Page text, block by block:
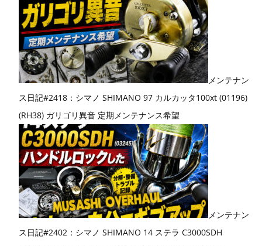
メンテナン
ス日記#2418：シマノ SHIMANO 97 カルカッタ100xt (01196)
(RH38) ガリゴリ異音 定期メンテナンス希望
メンテナン
ス日記#2402：シマノ SHIMANO 14 ステラ C3000SDH